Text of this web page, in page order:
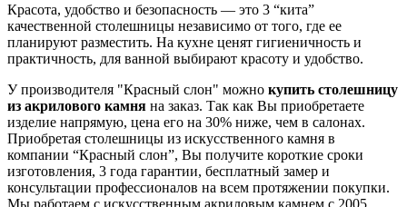
Красота, удобство и безопасность — это 3 “кита”
качественной столешницы независимо от того, где ее
планируют разместить. На кухне ценят гигиеничность и
практичность, для ванной выбирают красоту и удобство.
У производителя "Красный слон" можно купить столешницу
из акрилового камня на заказ. Так как Вы приобретаете
изделие напрямую, цена его на 30% ниже, чем в салонах.
Приобретая столешницы из искусственного камня в
компании “Красный слон”, Вы получите короткие сроки
изготовления, 3 года гарантии, бесплатный замер и
консультации профессионалов на всем протяжении покупки.
Мы работаем с искусственным акриловым камнем с 2005